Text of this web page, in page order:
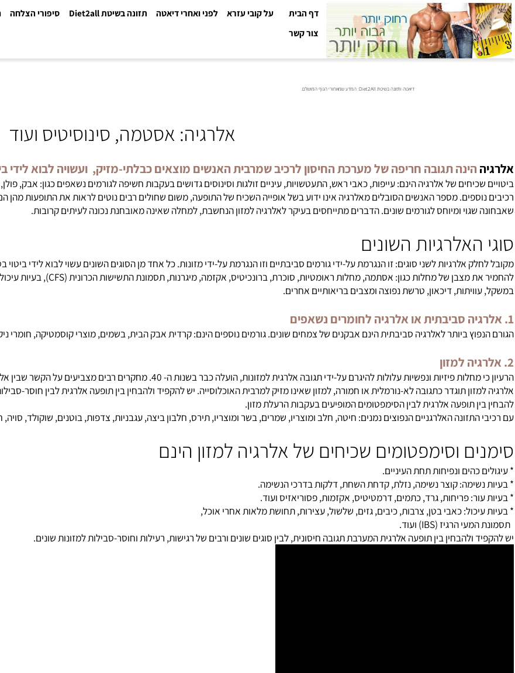
דף הבית על קובי עזרא לפני ואחרי דיאטה תזונה בשיטת Diet2all סיפורי הצלחה
צור קשר
דיאטה ותזונה בשיטת Diet2All: המדע שמאחורי הגוף המושלם.
אלרגיה: אסטמה, סינוסיטיס ועוד
הינה תגובה חריפה של מערכת החיסון לרכיב שמרבית האנשים מוצאים כבלתי-מזיק, ועשויה לבוא לידי
של אלרגיה הינם: עייפות, כאבי ראש, התעטשויות, עיניים זולגות וסינוסים גדושים בעקבות חשיפה לגורמים נשאפים כגון: אבק, פולן,
מספר האנשים הסובלים מאלרגיה אינו ידוע בשל אופייה השכיח של התופעה, משום שחולים רבים נוטים לראות את התופעות מהן הם
ומיוחס לגורמים שונים. הדברים מתייחסים בעיקר לאלרגיה למזון הנחשבת, למחלה שאינה מאובחנת נכונה לעיתים קרובות.
השונים
אלרגיות לשני סוגים: זו הנגרמת על-ידי גורמים סביבתיים וזו הנגרמת על-ידי מזונות. כל אחד מן הסוגים השונים עשוי לבוא לידי ביטוי
מצבן של מחלות כגון: אסתמה, מחלות ראומטיות, סוכרת, ברונכיטיס, אקזמה, מיגרנות, תסמונת התשישות הכרונית
אלרגיהלחומרים נשאפים
פיזיות ונפשיות עלולות להיגרם על-ידי תגובה אלרגית למזונות, הועלה כבר בשנות ה- 40. מחקרים רבים מצביעים על הקשר שבין
תוגדר כתגובה לא-נורמלית או חמורה, למזון שאינו מזיק למרבית האוכלוסייה. יש להקפיד ולהבחין בין תופעה אלרגית לבין חוסר-
תופעה אלרגית לבין הסימפטומים המופיעים בעקבות הרעלת מזון.
וסימפטומים שכיחים של אלרגיה למזון הינם
כהים ונפיחות תחת העיניים.
קוצר נשימה, נזלת, קדחת השחת, דלקות בדרכי הנשימה.
פריחות, גרד, כתמים, דרמטיטיס, אקזמות, פסוריאזיס ועוד.
כאבי בטן, צרבות, כיבים, גזים, שלשול, עצירות, תחושת מלאות אחרי אוכל,
הרגיז(IBS)ועוד.